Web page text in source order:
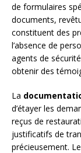
de formulaires
documents,
constituent des
l’absence de
agents de
obtenir des
La
d’étayer les
reçus de
justificatifs de
précieusement.